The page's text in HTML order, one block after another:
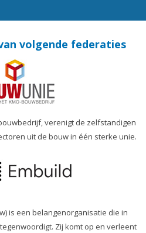
volgende federaties
verenigt de zelfstandigen
uit de bouw in één sterke unie.
is een belangenorganisatie die in
Zij komt op en verleent